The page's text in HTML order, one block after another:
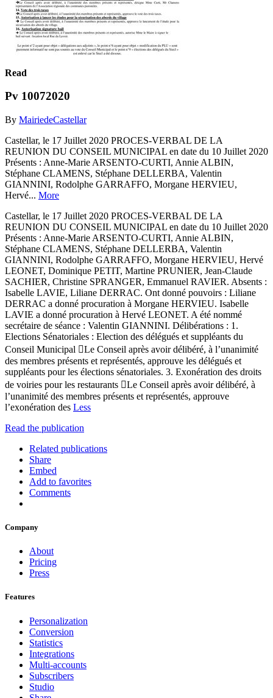
Read
Pv 10072020
By MairiedeCastellar
Castellar, le 17 Juillet 2020 PROCES-VERBAL DE LA
REUNION DU CONSEIL MUNICIPAL en date du 10 Juillet 2020
Présents : Anne-Marie ARSENTO-CURTI, Annie ALBIN,
Stéphane CLAMENS, Stéphane DELLERBA, Valentin
GIANNINI, Rodolphe GARRAFFO, Morgane HERVIEU,
Hervé... More
Castellar, le 17 Juillet 2020 PROCES-VERBAL DE LA
REUNION DU CONSEIL MUNICIPAL en date du 10 Juillet 2020
Présents : Anne-Marie ARSENTO-CURTI, Annie ALBIN,
Stéphane CLAMENS, Stéphane DELLERBA, Valentin
GIANNINI, Rodolphe GARRAFFO, Morgane HERVIEU, Hervé
LEONET, Dominique PETIT, Martine PRUNIER, Jean-Claude
SACHIER, Christine SPRANGER, Emmanuel RAVIER. Absents :
Isabelle LAVIE, Liliane DERRAC. Ont donné pouvoirs : Liliane
DERRAC a donné procuration à Morgane HERVIEU. Isabelle
LAVIE a donné procuration à Hervé LEONET. A été nommé
secrétaire de séance : Valentin GIANNINI. Délibérations : 1.
Elections Sénatoriales : Election des délégués et suppléants du
Conseil Municipal Le Conseil après avoir délibéré, à l’unanimité
des membres présents et représentés, approuve les délégués et
suppléants pour les élections sénatoriales. 3. Exonération des droits
de voiries pour les restaurants Le Conseil après avoir délibéré, à
l’unanimité des membres présents et représentés, approuve
l’exonération des Less
Read the publication
Related publications
Share
Embed
Add to favorites
Comments
Company
About
Pricing
Press
Features
Personalization
Conversion
Statistics
Integrations
Multi-accounts
Subscribers
Studio